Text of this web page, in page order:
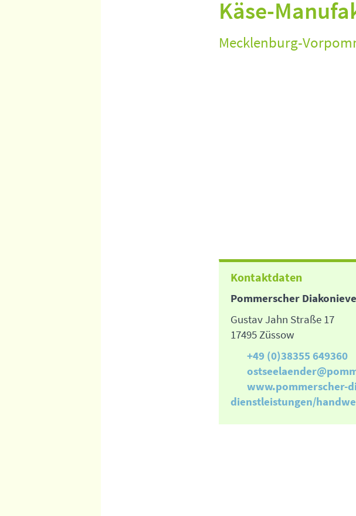
Käse-
Mecklenburg-
Kontaktdaten
Pommerscher
Gustav Jahn Straße 17
17495 Züssow
+49 (0)38355 649360
www.pommerscher-
dienstleistungen/